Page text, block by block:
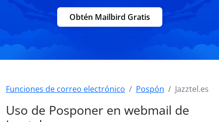
Obtén Mailbird Gratis
Funciones de correo electrónico Pospón Jazztel.es
Uso de Posponer en webmail de